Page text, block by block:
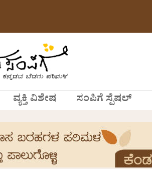
ವ್ಯಕ್ತಿ ವಿಶೇಷ ಸಂಪಿಗೆ ಸ್ಪೆಷಲ್